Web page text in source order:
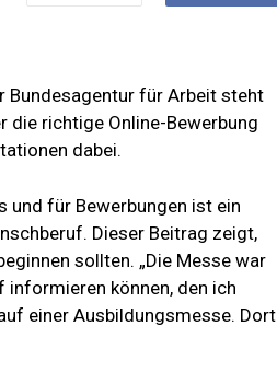
Bundesagentur für Arbeit steht
die richtige Online-Bewerbung
dabei.
und für Bewerbungen ist ein
Dieser Beitrag zeigt,
sollten. „Die Messe war
können, den ich
einer Ausbildungsmesse. Dort